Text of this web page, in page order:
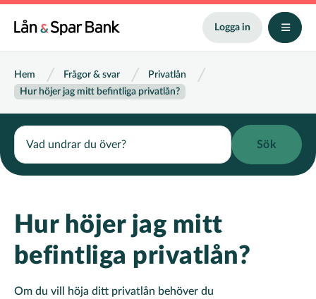
Hoppa
Logga in
Länkstig
Hem Frågor & svar
Privatlån
Hur höjer jag mitt befintliga privatlån?
Search
Hur höjer jag mitt
befintliga privatlån?
Om du vill höja ditt privatlån behöver du